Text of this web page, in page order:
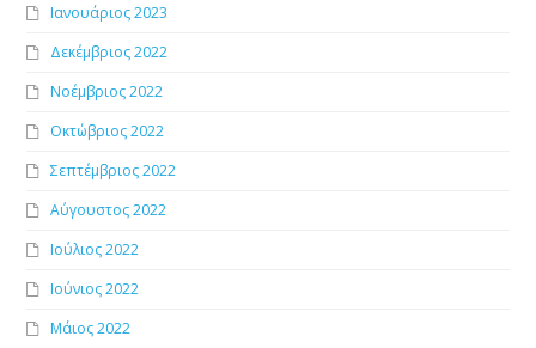
Ιανουάριος 2023
Δεκέμβριος 2022
Νοέμβριος 2022
Οκτώβριος 2022
Σεπτέμβριος 2022
Αύγουστος 2022
Ιούλιος 2022
Ιούνιος 2022
Μάιος 2022